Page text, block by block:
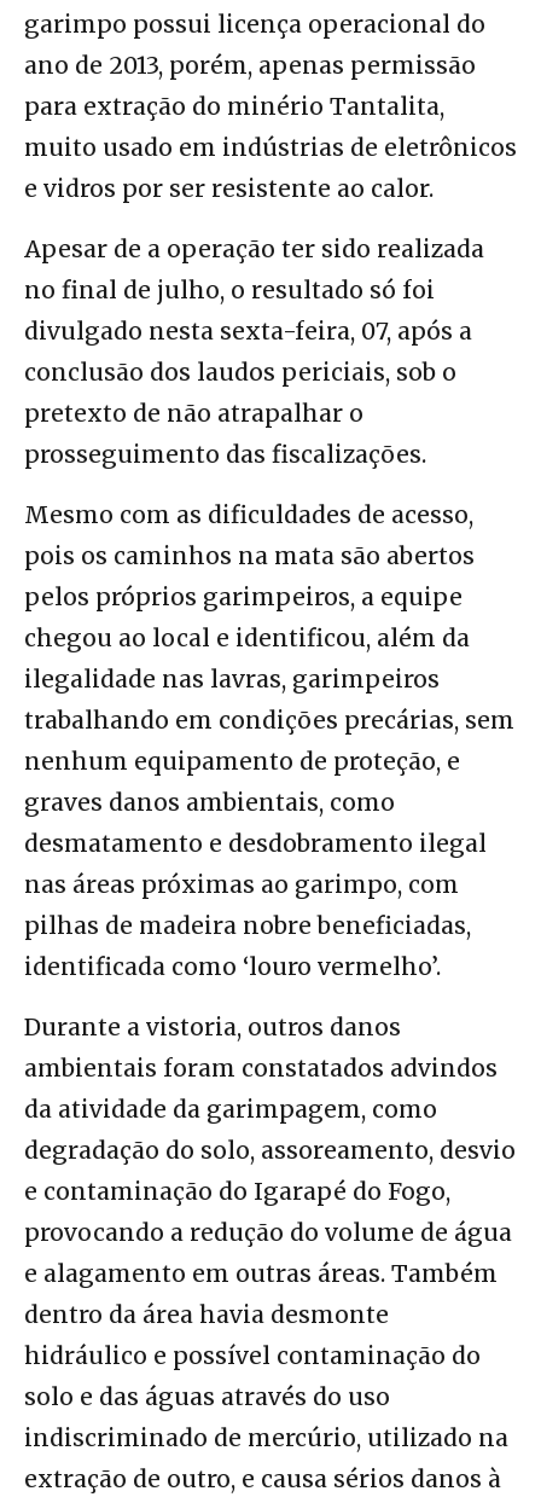
garimpo possui licença operacional do
ano de 2013, porém, apenas permissão
para extração do minério Tantalita,
muito usado em indústrias de eletrônicos
e vidros por ser resistente ao calor.
Apesar de a operação ter sido realizada
no final de julho, o resultado só foi
divulgado nesta sexta-feira, 07, após a
conclusão dos laudos periciais, sob o
pretexto de não atrapalhar o
prosseguimento das fiscalizações.
Mesmo com as dificuldades de acesso,
pois os caminhos na mata são abertos
pelos próprios garimpeiros, a equipe
chegou ao local e identificou, além da
ilegalidade nas lavras, garimpeiros
trabalhando em condições precárias, sem
nenhum equipamento de proteção, e
graves danos ambientais, como
desmatamento e desdobramento ilegal
nas áreas próximas ao garimpo, com
pilhas de madeira nobre beneficiadas,
identificada como ‘louro vermelho’.
Durante a vistoria, outros danos
ambientais foram constatados advindos
da atividade da garimpagem, como
degradação do solo, assoreamento, desvio
e contaminação do Igarapé do Fogo,
provocando a redução do volume de água
e alagamento em outras áreas. Também
dentro da área havia desmonte
hidráulico e possível contaminação do
solo e das águas através do uso
indiscriminado de mercúrio, utilizado na
extração de outro, e causa sérios danos à